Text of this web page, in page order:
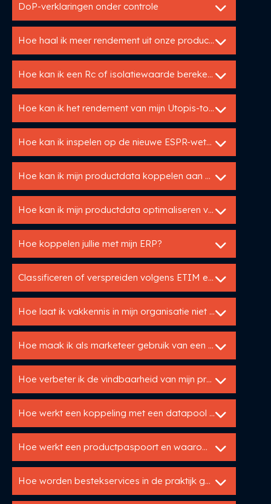
DoP-verklaringen onder controle
Hoe haal ik meer rendement uit onze productdata?
Hoe kan ik een Rc of isolatiewaarde berekenen?
Hoe kan ik het rendement van mijn Utopis-tools meten?
Hoe kan ik inspelen op de nieuwe ESPR-wetgeving?
Hoe kan ik mijn productdata koppelen aan mijn website of webshop?
Hoe kan ik mijn productdata optimaliseren voor internationale markten?
Hoe koppelen jullie met mijn ERP?
Classificeren of verspreiden volgens ETIM en DICO
Hoe laat ik vakkennis in mijn organisatie niet verloren gaan?
Hoe maak ik als marketeer gebruik van een PIM?
Hoe verbeter ik de vindbaarheid van mijn producten online?
Hoe werkt een koppeling met een datapool zoals IB?
Hoe werkt een productpaspoort en waarom is het belangrijk?
Hoe worden bestekservices in de praktijk gebruikt?